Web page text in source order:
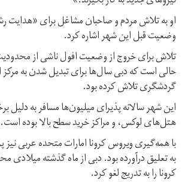
او به تلاش مردم و صاحبان مشاغل برای «هدایت
وضعیت قبل این شهر اشاره کرد.
تلاش برای خروج از وضعیت افول ناشی از
حالی است که دبی سال‌ها برای تبدیل شدن به
گردشگری تلاش کرده بود.
این شهر سالانه پذیرای میلیون‌ها مسافر به دلیل
هتل‌های لوکس، و مراکز خرید سطح بالا بوده است.
با همه‌گیری ویروس کرونا امارات متحده عربی نیز
به تعلیق درآورده بود. دبی از ماه گذشته میلادی
کرونا را به تدریج لغو کرد.